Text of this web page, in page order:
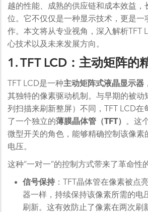
越的性能、成熟的供应链和成本效益，
位。它不仅仅是一种显示技术，更是一
作。本文将从专业视角，深入解析TFT
心技术以及未来发展方向。
1. TFT LCD：主动矩阵的
TFT LCD是一种主动矩阵式液晶显示器
其独特的像素驱动机制。与早期的被动
列扫描来刷新整屏）不同，TFT LCD在
了一个独立的薄膜晶体管（TFT）
。这
微型开关的角色，能够精确控制该像素
电压。
这种“一对一”的控制方式带来了革命性
信号保持 ：TFT晶体管在像素被点
器一样，持续保持该像素所需的电
刷新。这有效防止了像素在两次刷